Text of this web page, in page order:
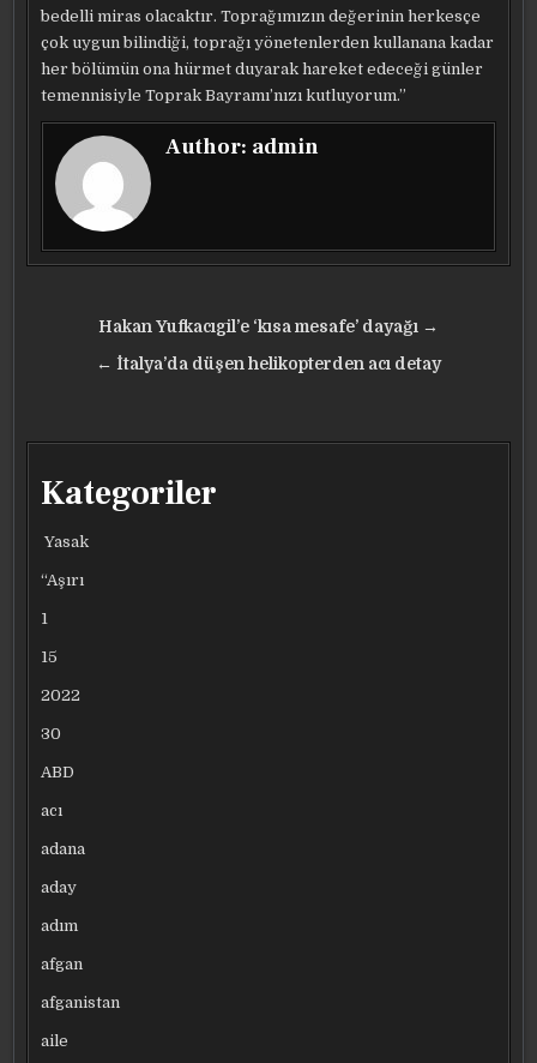
bedelli miras olacaktır. Toprağımızın değerinin herkesçe
çok uygun bilindiği, toprağı yönetenlerden kullanana kadar
her bölümün ona hürmet duyarak hareket edeceği günler
temennisiyle Toprak Bayramı’nızı kutluyorum.”
Author: admin
gezinmesi
Hakan Yufkacıgil’e ‘kısa mesafe’ dayağı →
← İtalya’da düşen helikopterden acı detay
Kategoriler
Yasak
“Aşırı
1
15
2022
30
ABD
acı
adana
aday
adım
afgan
afganistan
aile